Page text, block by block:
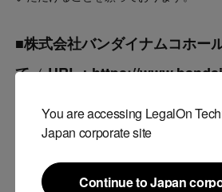
You are accessing LegalOn
Japan corporate site
Continue to Japan
■株式会社バンダイナムコホー
て（URL：https://
会社名 ：株式会社バンダイナムコホ
代表者 ：代表取締役社長 浅古 有寿
案・遂行 グループ会社の事業戦略実行